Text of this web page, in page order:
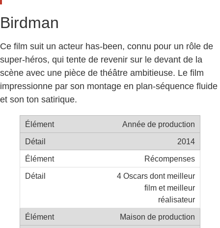
Birdman
Ce film suit un acteur has-been, connu pour un rôle de
super-héros, qui tente de revenir sur le devant de la
scène avec une pièce de théâtre ambitieuse. Le film
impressionne par son montage en plan-séquence fluide
et son ton satirique.
Année de production
2014
Récompenses
4 Oscars dont meilleur
film et meilleur
réalisateur
Maison de production